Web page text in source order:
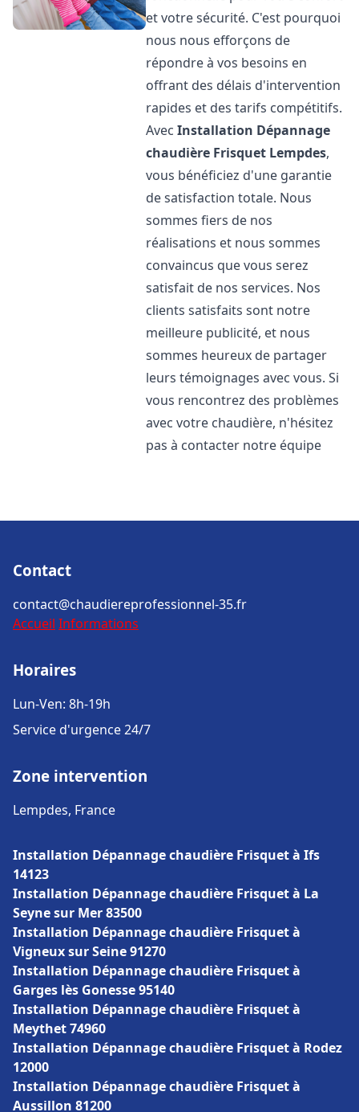
et votre sécurité. C'est pourquoi
nous nous efforçons de
répondre à vos besoins en
offrant des délais d'intervention
rapides et des tarifs compétitifs.
AvecInstallation Dépannage
chaudière Frisquet Lempdes,
vous bénéficiez d'une garantie
de satisfaction totale. Nous
sommes fiers de nos
réalisations et nous sommes
convaincus que vous serez
satisfait de nos services. Nos
clients satisfaits sont notre
meilleure publicité, et nous
sommes heureux de partager
leurs témoignages avec vous. Si
vous rencontrez des problèmes
avec votre chaudière, n'hésitez
pas à contacter notre équipe
Contact
contact@chaudiereprofessionnel-35.fr
Accueil Informations
Horaires
Lun-Ven: 8h-19h
Service d'urgence 24/7
Zone intervention
Lempdes, France
Installation Dépannage chaudière Frisquet à Ifs
14123
Installation Dépannage chaudière Frisquet à La
Seyne sur Mer 83500
Installation Dépannage chaudière Frisquet à
Vigneux sur Seine 91270
Installation Dépannage chaudière Frisquet à
Garges lès Gonesse 95140
Installation Dépannage chaudière Frisquet à
Meythet 74960
Installation Dépannage chaudière Frisquet à Rodez
12000
Installation Dépannage chaudière Frisquet à
Aussillon 81200